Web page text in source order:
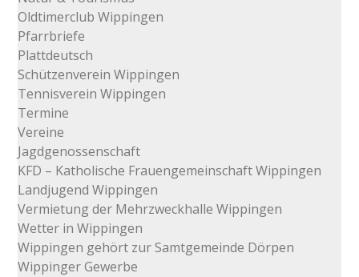
Oldtimerclub Wippingen
Pfarrbriefe
Plattdeutsch
Schützenverein Wippingen
Tennisverein Wippingen
Termine
Vereine
Jagdgenossenschaft
KFD – Katholische Frauengemeinschaft Wippingen
Landjugend Wippingen
Vermietung der Mehrzweckhalle Wippingen
Wetter in Wippingen
Wippingen gehört zur Samtgemeinde Dörpen
Wippinger Gewerbe